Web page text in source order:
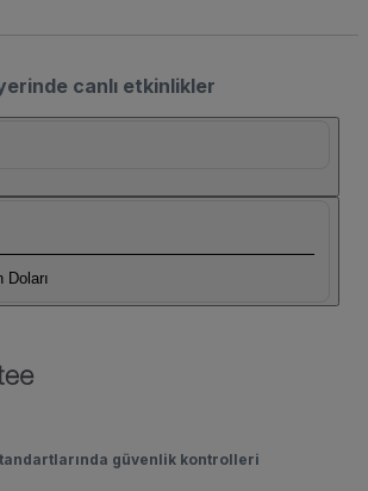
canlı etkinlikler
Doları
güvenlik kontrolleri